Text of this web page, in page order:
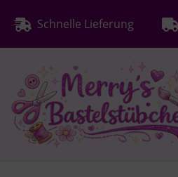
Sprungnavigation
Schnelle Lieferung